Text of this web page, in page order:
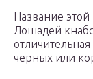
Название
Лошадей
черных или